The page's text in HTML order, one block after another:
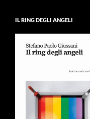
IL RING DEGLI ANGELI